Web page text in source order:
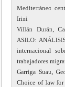
Mediterráneo
Irini
Villán Durán,
ASILO:
internacional
trabajadores
Garriga Suau,
Choice of law for